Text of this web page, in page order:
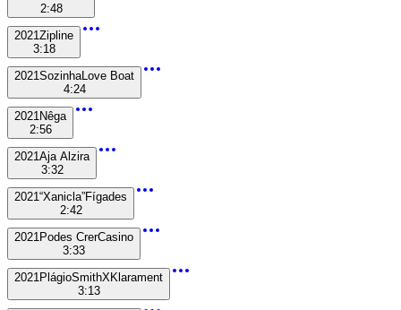
2:48
2021Zipline
3:18
2021SozinhaLove Boat
4:24
2021Nêga
2:56
2021Aja Alzira
3:32
2021“Xanicla”Fígades
2:42
2021Podes CrerCasino
3:33
2021PlágioSmithXKlarament
3:13